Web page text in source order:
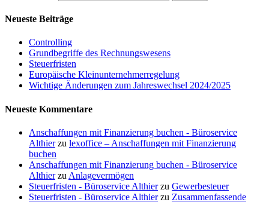
Neueste Beiträge
Controlling
Grundbegriffe des Rechnungswesens
Steuerfristen
Europäische Kleinunternehmerregelung
Wichtige Änderungen zum Jahreswechsel 2024/2025
Neueste Kommentare
Anschaffungen mit Finanzierung buchen - Büroservice
Althierzu lexoffice – Anschaffungen mit Finanzierung
buchen
Anschaffungen mit Finanzierung buchen - Büroservice
Althierzu Anlagevermögen
Steuerfristen - Büroservice Althierzu Gewerbesteuer
Steuerfristen - Büroservice Althierzu Zusammenfassende